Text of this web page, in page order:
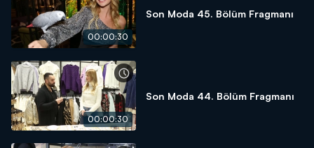
00:00:30
Son Moda 45. Bölüm Fragmanı
00:00:30
Son Moda 44. Bölüm Fragmanı